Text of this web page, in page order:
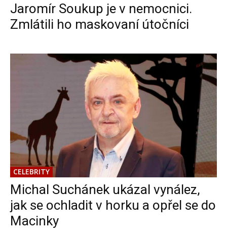
Jaromír Soukup je v nemocnici.
Zmlátili ho maskovaní útočníci
CELEBRITY
Michal Suchánek ukázal vynález,
jak se ochladit v horku a opřel se do
Macinky